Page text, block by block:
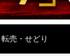
転売・せどり